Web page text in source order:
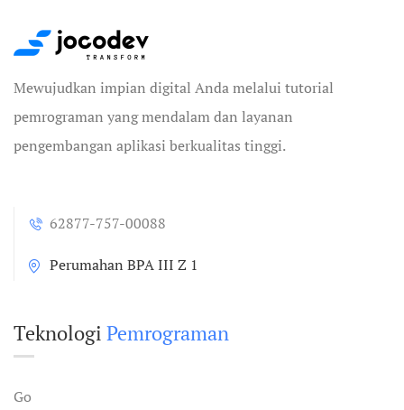
Mewujudkan impian digital Anda melalui tutorial
pemrograman yang mendalam dan layanan
pengembangan aplikasi berkualitas tinggi.
62877-757-00088
Perumahan BPA III Z 1
Teknologi Pemrograman
Go